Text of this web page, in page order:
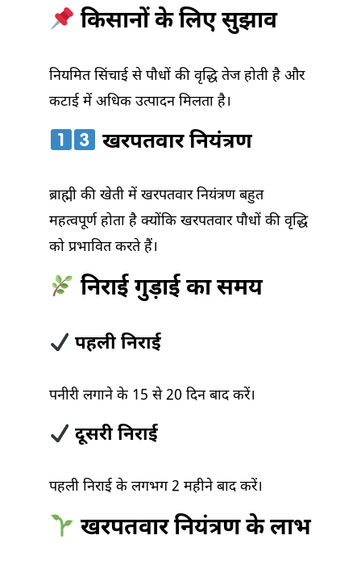
किसानों के लिए सुझाव
नियमित सिंचाई से पौधों की वृद्धि तेज होती है और
कटाई में अधिक उत्पादन मिलता है।
खरपतवार नियंत्रण
ब्राह्मी की खेती में खरपतवार नियंत्रण बहुत
महत्वपूर्ण होता है क्योंकि खरपतवार पौधों की वृद्धि
को प्रभावित करते हैं।
निराई गुड़ाई का समय
पहली निराई
पनीरी लगाने के 15 से 20 दिन बाद करें।
दूसरी निराई
पहली निराई के लगभग 2 महीने बाद करें।
खरपतवार नियंत्रण के लाभ